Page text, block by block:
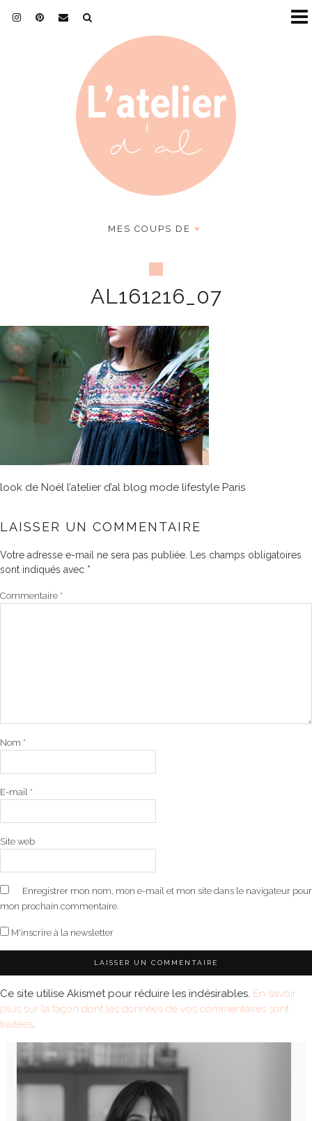
MES COUPS DE ♥
AL161216_07
look de Noël l’atelier d’al blog mode lifestyle Paris
LAISSER UN COMMENTAIRE
Votre adresse e-mail ne sera pas publiée.
Les champs obligatoires
sont indiqués avec *
Commentaire *
Nom *
E-mail *
Site web
Enregistrer mon nom, mon e-mail et mon site dans le navigateur pour
mon prochain commentaire.
M'inscrire à la newsletter
Ce site utilise Akismet pour réduire les indésirables. En savoir
plus sur la façon dont les données de vos commentaires sont
traitées.